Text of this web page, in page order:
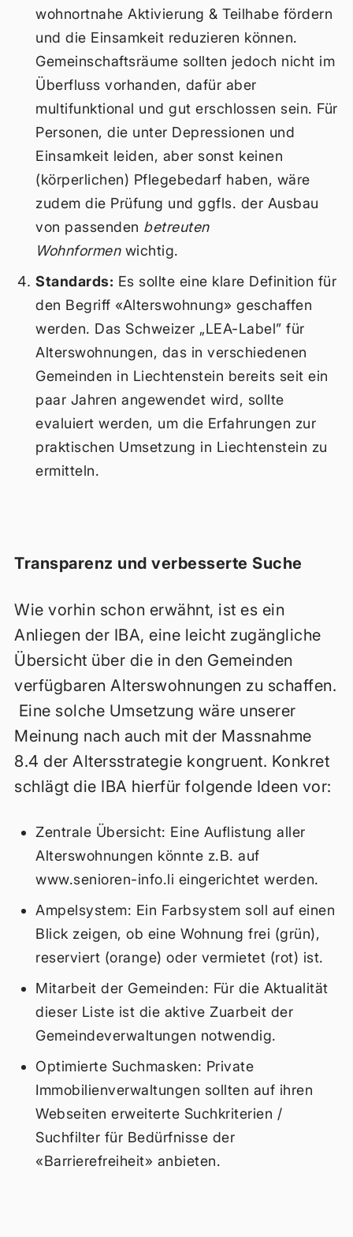
wohnortnahe Aktivierung & Teilhabe fördern
und die Einsamkeit reduzieren können.
Gemeinschaftsräume sollten jedoch nicht im
Überfluss vorhanden, dafür aber
multifunktional und gut erschlossen sein. Für
Personen, die unter Depressionen und
Einsamkeit leiden, aber sonst keinen
(körperlichen) Pflegebedarf haben, wäre
zudem die Prüfung und ggfls. der Ausbau
von passenden betreuten
Wohnformenwichtig.
Standards: Es sollte eine klare Definition für
den Begriff «Alterswohnung» geschaffen
werden. Das Schweizer „LEA-Label” für
Alterswohnungen, das in verschiedenen
Gemeinden in Liechtenstein bereits seit ein
paar Jahren angewendet wird, sollte
evaluiert werden, um die Erfahrungen zur
praktischen Umsetzung in Liechtenstein zu
ermitteln.
Transparenz und verbesserte Suche
Wie vorhin schon erwähnt, ist es ein
Anliegen der IBA, eine leicht zugängliche
Übersicht über die in den Gemeinden
verfügbaren Alterswohnungen zu schaffen.
Eine solche Umsetzung wäre unserer
Meinung nach auch mit der Massnahme
8.4 der Altersstrategie kongruent. Konkret
schlägt die IBA hierfür folgende Ideen vor:
Zentrale Übersicht: Eine Auflistung aller
Alterswohnungen könnte z.B. auf
www.senioren-info.li eingerichtet werden.
Ampelsystem: Ein Farbsystem soll auf einen
Blick zeigen, ob eine Wohnung frei (grün),
reserviert (orange) oder vermietet (rot) ist.
Mitarbeit der Gemeinden: Für die Aktualität
dieser Liste ist die aktive Zuarbeit der
Gemeindeverwaltungen notwendig.
Optimierte Suchmasken: Private
Immobilienverwaltungen sollten auf ihren
Webseiten erweiterte Suchkriterien /
Suchfilter für Bedürfnisse der
«Barrierefreiheit» anbieten.